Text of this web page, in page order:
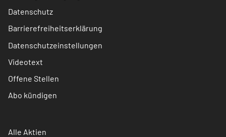
Datenschutz
Barrierefreiheitserklärung
Datenschutzeinstellungen
Videotext
Offene Stellen
Abo kündigen
Alle Aktien